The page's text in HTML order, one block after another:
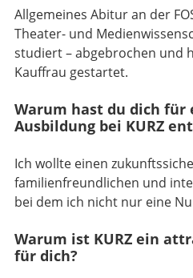
Allgemeines Abitur an der
Theater- und
studiert – abgebrochen und
Kauffrau gestartet.
Warum hast du dich für
Ausbildung bei KURZ
Ich wollte einen
familienfreundlichen und
bei dem ich nicht nur eine
Warum ist KURZ ein
für dich?